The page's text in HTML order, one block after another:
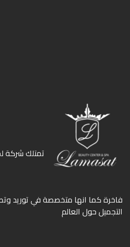
ﻓﺎﺧﺮة كما انها ﻣﺘﺨﺼﺼﺔ ﻓﻲ ﺗﻮرﻳﺪ
اﻟﺘﺠﻤﻴﻞ ﺣﻮل اﻟﻌﺎﻟﻢ